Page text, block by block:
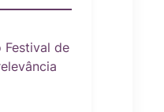
Festival de